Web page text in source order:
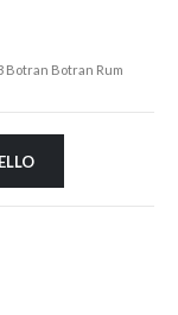
Botran Botran Rum